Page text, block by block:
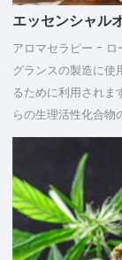
エッセンシャル
アロマセラピー - ロ
グランスの製造に使
るために利用され
らの生理活性化合物